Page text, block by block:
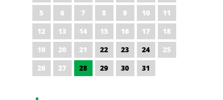
5
6 7 8 9 10
11
12
13 14 15 16 17
18
19
20 21 22 23 24
25
26
27 28 29 30 31